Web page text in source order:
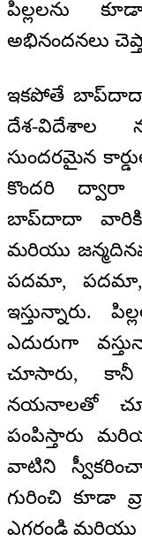
పిల్లలను
అభినందనలు
ఇకపోతే బాప్‌‌దాదా
దేశ-విదేశాల
సుందరమైన
కొందరి ద్వారా
బాప్‌‌దాదా వారికి
మరియు
పదమా, పదమా,
ఇస్తున్నారు.
ఎదురుగా
చూసారు,
నయనాలతో
పంపిస్తారు
వాటిని
గురించి కూడా
ఎగరండి మరియు